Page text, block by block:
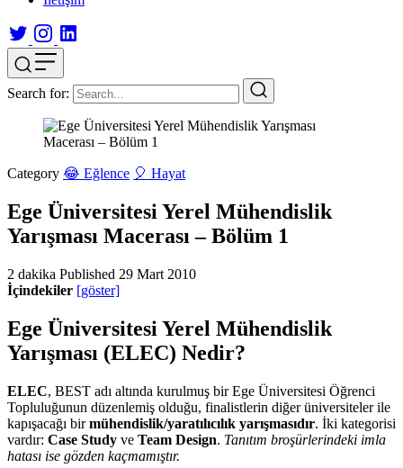
Search for:
Category 😂 Eğlence 🎈 Hayat
Ege Üniversitesi Yerel Mühendislik
Yarışması Macerası – Bölüm 1
2 dakika Published 29 Mart 2010
İçindekiler [göster]
Ege Üniversitesi Yerel Mühendislik
Yarışması (ELEC) Nedir?
ELEC, BEST adı altında kurulmuş bir Ege Üniversitesi Öğrenci
Topluluğunun düzenlemiş olduğu, finalistlerin diğer üniversiteler ile
kapışacağı birmühendislik/yaratılıcılık yarışmasıdır. İki kategorisi
vardır: Case Study ve Team Design. Tanıtım broşürlerindeki imla
hatası ise gözden kaçmamıştır.